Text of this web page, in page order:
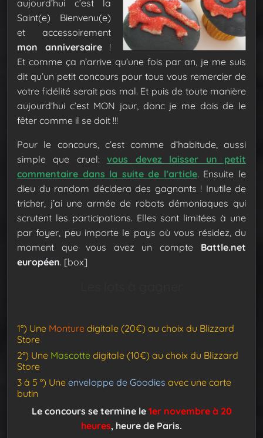
aujourd’hui c’est la
Saint(e) Bienvenu(e)
et accessoirement
mon anniversaire!
Et comme ça n’arrive qu’une fois par an, je me suis
dit qu’un petit concours pour tous vous remercier de
votre fidélité serait pas mal. Et puis de toute manière
aujourd’hui c’est MON jour, donc je me dois de le
fêter comme il se doit !!!
Pour le concours, c’est comme d’habitude, aussi
simple que cruel:
vous devez laisser un petit
commentaire dans la suite de l’article. Ensuite le
dieu du random décidera des gagnants ! Inutile de
tricher, j’ai une armée de robots démoniaques qui
scrutent les participations. Elles sont limitées à une
par foyer, peu importe le pays où vous résidez, du
moment que vous avez un compte Battle.net
européen. [box]
1°) Une Monture digitale (20€) au choix du Blizzard
Store
2°) Une Mascotte digitale (10€) au choix du Blizzard
Store
3 à 5 °) Une enveloppe de Goodies avec une carte
butin
Le concours se termine le 1er novembre à 20
heures, heure de Paris.